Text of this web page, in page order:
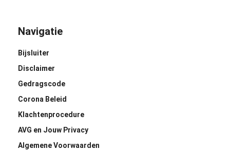
Navigatie
Bijsluiter
Disclaimer
Gedragscode
Corona Beleid
Klachtenprocedure
AVG en Jouw Privacy
Algemene Voorwaarden